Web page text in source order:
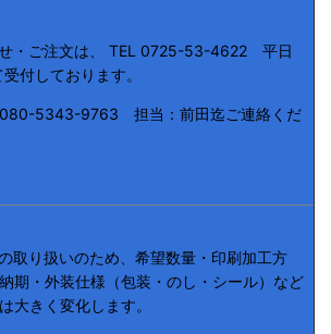
・ご注文は、 TEL 0725-53-4622 平日
付しております。
080-5343-9763 担当：前田迄ご連絡くだ
取り扱いのため、希望数量・印刷加工方
期・外装仕様（包装・のし・シール）など
大きく変化します。